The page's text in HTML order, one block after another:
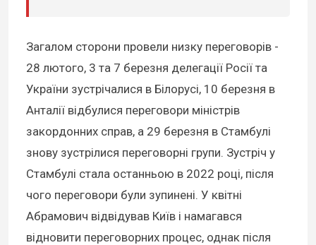
Загалом сторони провели низку переговорів -
28 лютого, 3 та 7 березня делегації Росії та
України зустрічалися в Білорусі, 10 березня в
Анталії відбулися переговори міністрів
закордонних справ, а 29 березня в Стамбулі
знову зустрілися переговорні групи. Зустріч у
Стамбулі стала останньою в 2022 році, після
чого переговори були зупинені. У квітні
Абрамович відвідував Київ і намагався
відновити переговорних процес, однак після